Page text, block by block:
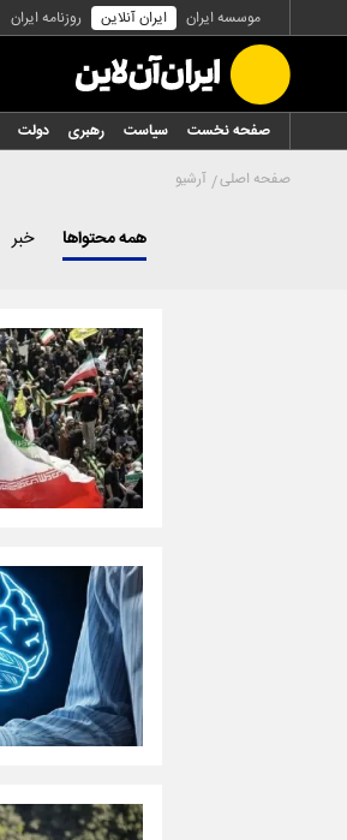
موسسه ایران ایران آنلاین روزنامه ایران
صفحه نخست سیاست رهبری دولت
صفحه اصلی آرشیو
همه محتواها خبر